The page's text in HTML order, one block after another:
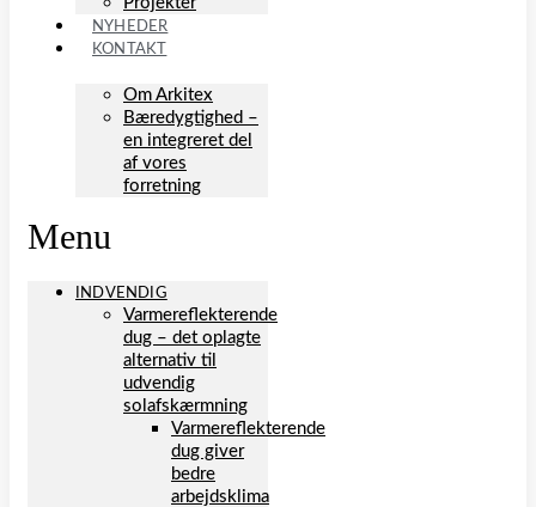
NYHEDER
KONTAKT
Om Arkitex
Bæredygtighed –
en integreret del
af vores
forretning
Menu
INDVENDIG
Varmereflekterende
dug – det oplagte
alternativ til
udvendig
solafskærmning
Varmereflekterende
dug giver
bedre
arbejdsklima